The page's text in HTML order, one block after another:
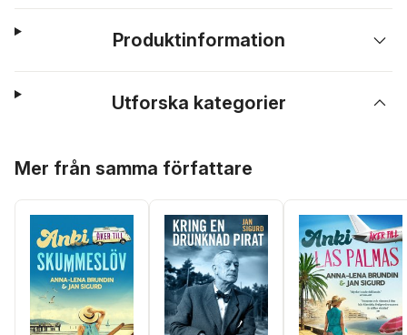
Produktinformation
Utforska kategorier
Mer från samma författare